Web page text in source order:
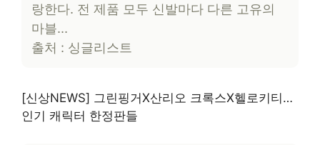
랑한다. 전 제품 모두 신발마다 다른 고유의
마블…
출처 : 싱글리스트
[신상NEWS] 그린핑거X산리오 크록스X헬로키티…
인기 캐릭터 한정판들